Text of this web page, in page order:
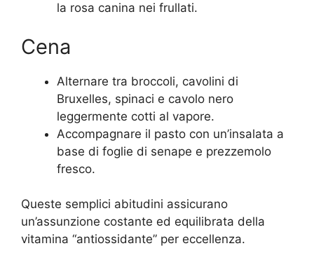
la rosa canina nei frullati.
Cena
Alternare tra broccoli, cavolini di
Bruxelles, spinaci e cavolo nero
leggermente cotti al vapore.
Accompagnare il pasto con un’insalata a
base di foglie di senape e prezzemolo
fresco.
Queste semplici abitudini assicurano
un’assunzione costante ed equilibrata della
vitamina “antiossidante” per eccellenza.